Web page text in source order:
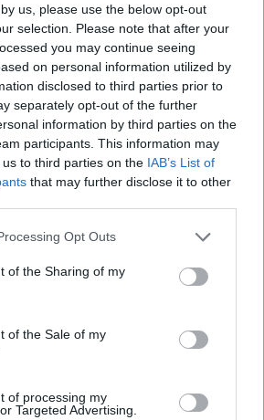
us, please use the below opt-out
selection. Please note that after your
you may continue seeing
on personal information utilized by
disclosed to third parties prior to
separately opt-out of the further
information by third parties on the
participants. This information may
to third parties on the IAB’s List of
that may further disclose it to other
Opt Outs
of the Sharing of my
of the Sale of my
of processing my
Targeted Advertising.
for Italy| Esim for Spain|Esim